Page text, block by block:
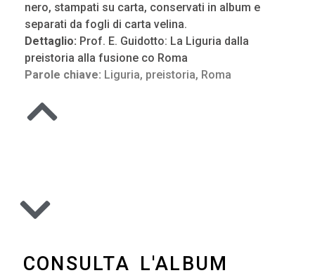
nero, stampati su carta, conservati in album e
separati da fogli di carta velina.
Dettaglio: Prof. E. Guidotto: La Liguria dalla
preistoria alla fusione co Roma
Parole chiave: Liguria, preistoria, Roma
CONSULTA L'ALBUM